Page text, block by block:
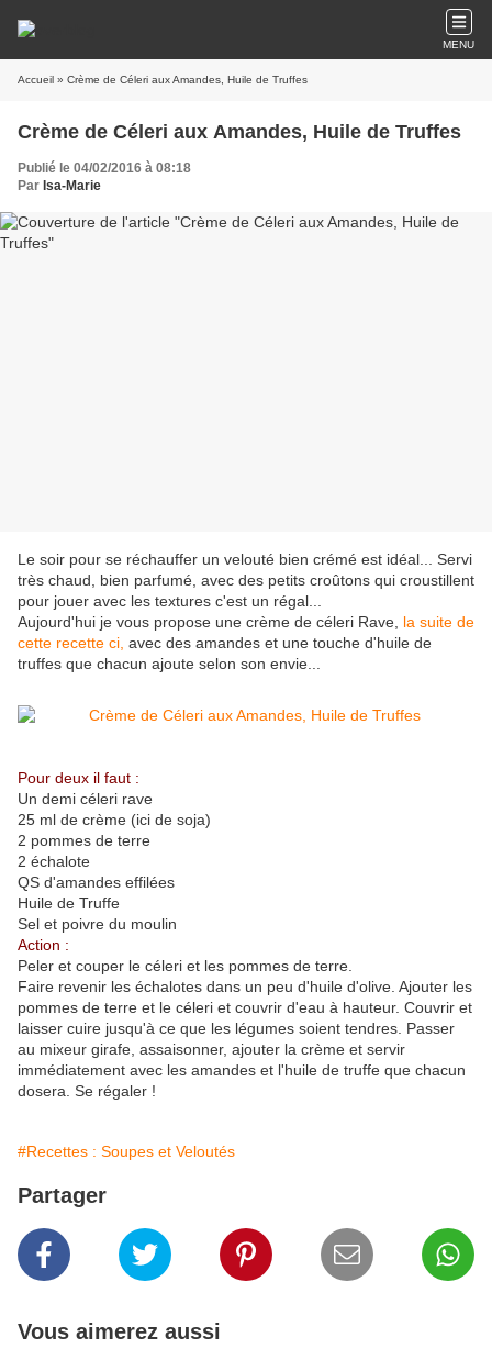
MENU
Accueil » Crème de Céleri aux Amandes, Huile de Truffes
Crème de Céleri aux Amandes, Huile de Truffes
Publié le 04/02/2016 à 08:18
Par Isa-Marie
Le soir pour se réchauffer un velouté bien crémé est idéal... Servi
très chaud, bien parfumé, avec des petits croûtons qui croustillent
pour jouer avec les textures c'est un régal...
Aujourd'hui je vous propose une crème de céleri Rave, la suite de
cette recette ci, avec des amandes et une touche d'huile de
truffes que chacun ajoute selon son envie...
Pour deux il faut :
Un demi céleri rave
25 ml de crème (ici de soja)
2 pommes de terre
2 échalote
QS d'amandes effilées
Huile de Truffe
Sel et poivre du moulin
Action :
Peler et couper le céleri et les pommes de terre.
Faire revenir les échalotes dans un peu d'huile d'olive. Ajouter les
pommes de terre et le céleri et couvrir d'eau à hauteur. Couvrir et
laisser cuire jusqu'à ce que les légumes soient tendres. Passer
au mixeur girafe, assaisonner, ajouter la crème et servir
immédiatement avec les amandes et l'huile de truffe que chacun
dosera. Se régaler !
#Recettes : Soupes et Veloutés
Partager
Vous aimerez aussi